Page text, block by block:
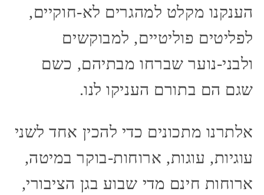
הענקנו מקלט למהגרים לא-חוקיים,
לפליטים פוליטיים, למבוקשים
ולבני-נוער שברחו מבתיהם, כשם
שגם הם בתורם העניקו לנו.
אלתרנו מתכונים כדי להכין אחד לשני
עוגיות, עוגות, ארוחות-בוקר במיטה,
ארוחות חינם מדי שבוע בגן הציבורי,